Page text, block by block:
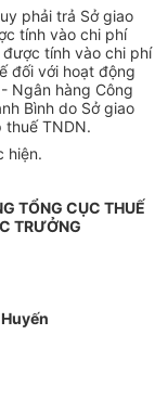
phải trả Sở giao
tính vào chi phí
tính vào chi phí
đối với hoạt động
Ngân hàng Công
Bình do Sở giao
thuế TNDN.
hiện.
TỔNG CỤC THUẾ
TRƯỞNG